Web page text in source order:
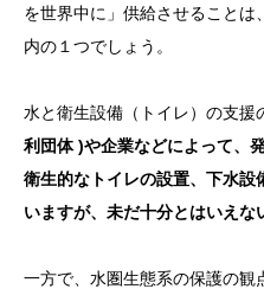
を世界中に」供給させること
内の１つでしょう。
水と衛生設備（トイレ）の支援
利団体 )や企業などによって、
衛生的なトイレの設置、下水設
いますが、未だ十分とはいえな
一方で、水圏生態系の保護の